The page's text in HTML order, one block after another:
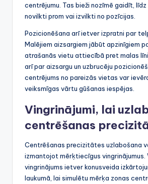
centrējumu. Tas bieži nozīmē gaidīt,
novilkti prom vai izvilkti no pozīcijas.
Pozicionēšana arī ietver izpratni par
Malējiem aizsargiem jābūt apzinīgiem
atrašanās vietu attiecībā pret malas
arī par aizsargu un uzbrucēju
centrējums no pareizās vietas var
veiksmīgas vārtu gūšanas iespējas.
Vingrinājumi, lai
centrēšanas
Centrēšanas precizitātes uzlabošana
izmantojot mērķtiecīgus
vingrinājums ietver konusveida
laukumā, lai simulētu mērķa zonas